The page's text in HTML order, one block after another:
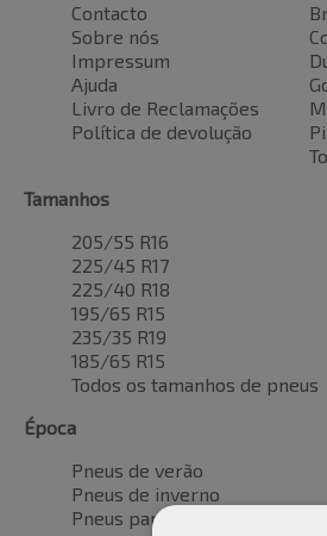
Contacto
Sobre nós
Impressum
Ajuda
Livro de Reclamações
Política de devolução
Tamanhos
205/55 R16
225/45 R17
225/40 R18
195/65 R15
235/35 R19
185/65 R15
Todos os tamanhos de pneus
Época
Pneus de verão
Pneus de inverno
Pneus para todas as estações